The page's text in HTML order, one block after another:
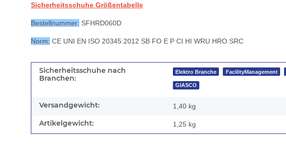
Sicherheitsschuhe Größentabelle
Bestellnummer: SFHRD060D
Norm: CE UNI EN ISO 20345:2012 SB FO E P CI HI WRU HRO SRC
Sicherheitsschuhe nach
Branchen:
Elektro Branche FacilityManagement
GIASCO
Versandgewicht: 1,40 kg
Artikelgewicht: 1,25 kg